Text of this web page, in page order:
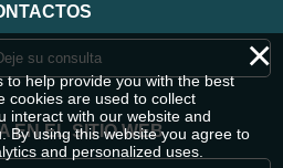
su consulta
EN EL SITIO WEB
×
to help provide you with the best
cookies are used to collect
interact with our website and
By using this website you agree to
and personalized uses.